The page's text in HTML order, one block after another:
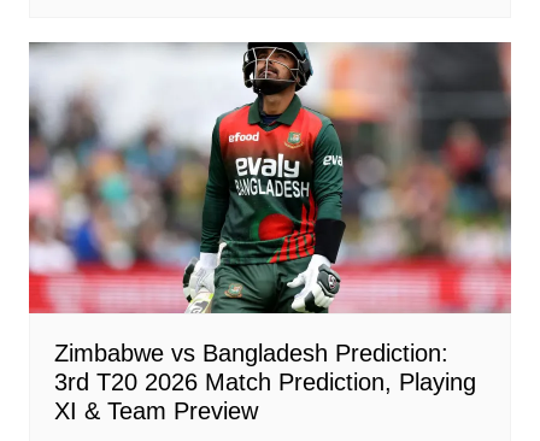
Zimbabwe vs Bangladesh Prediction:
3rd T20 2026 Match Prediction, Playing
XI & Team Preview